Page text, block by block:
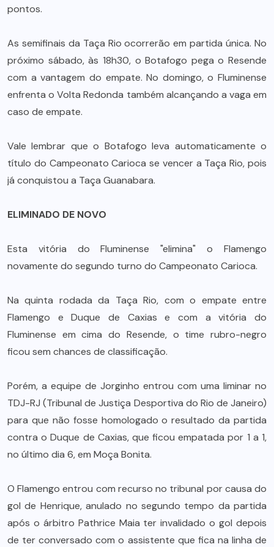
pontos.
As semifinais da Taça Rio ocorrerão em partida única. No
próximo sábado, às 18h30, o Botafogo pega o Resende
com a vantagem do empate. No domingo, o Fluminense
enfrenta o Volta Redonda também alcançando a vaga em
caso de empate.
Vale lembrar que o Botafogo leva automaticamente o
título do Campeonato Carioca se vencer a Taça Rio, pois
já conquistou a Taça Guanabara.
ELIMINADO DE NOVO
Esta vitória do Fluminense "elimina" o Flamengo
novamente do segundo turno do Campeonato Carioca.
Na quinta rodada da Taça Rio, com o empate entre
Flamengo e Duque de Caxias e com a vitória do
Fluminense em cima do Resende, o time rubro-negro
ficou sem chances de classificação.
Porém, a equipe de Jorginho entrou com uma liminar no
TDJ-RJ (Tribunal de Justiça Desportiva do Rio de Janeiro)
para que não fosse homologado o resultado da partida
contra o Duque de Caxias, que ficou empatada por 1 a 1,
no último dia 6, em Moça Bonita.
O Flamengo entrou com recurso no tribunal por causa do
gol de Henrique, anulado no segundo tempo da partida
após o árbitro Pathrice Maia ter invalidado o gol depois
de ter conversado com o assistente que fica na linha de